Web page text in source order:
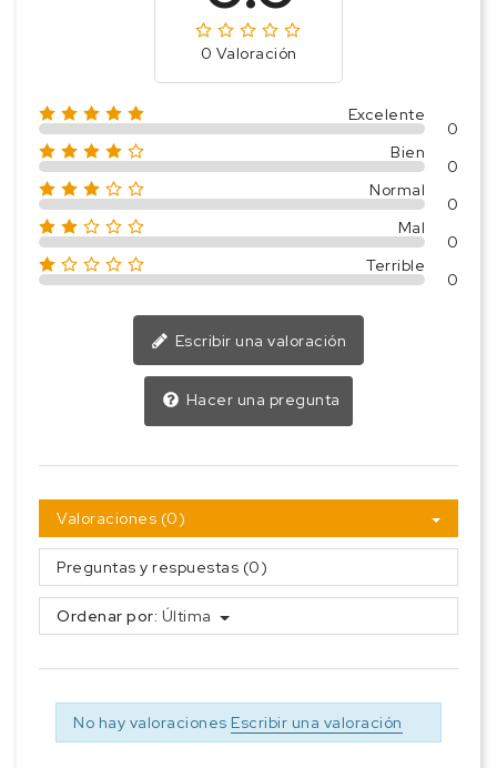
0 Valoración
Excelente
0
Bien
0
Normal
0
Mal
0
Terrible
0
Escribir una valoración
Hacer una pregunta
Valoraciones (0)
Preguntas y respuestas (0)
Ordenar por: Última
No hay valoraciones Escribir una valoración